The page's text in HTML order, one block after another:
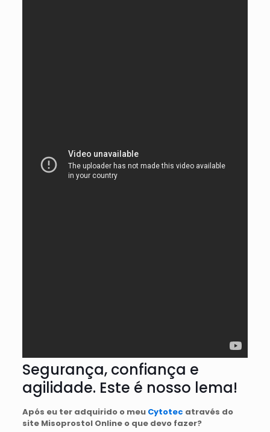
Segurança, confiança e
agilidade. Este é nosso lema!
Após eu ter adquirido o meu Cytotec através do
site Misoprostol Online o que devo fazer?